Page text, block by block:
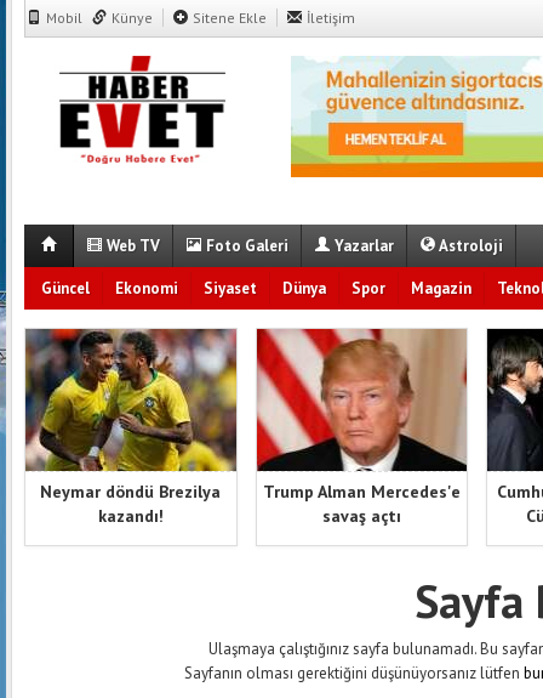
Mobil Künye Sitene Ekle İletişim
Web TV Foto Galeri Yazarlar Astroloji
Güncel Ekonomi Siyaset Dünya Spor Magazin
Neymar döndü Brezilya
kazandı!
Trump Alman Mercedes'e
savaş açtı
Sayfa
Ulaşmaya çalıştığınız sayfa bulunamadı. Bu
Sayfanın olması gerektiğini düşünüyorsanız lütfen